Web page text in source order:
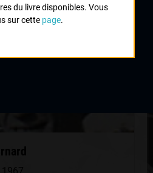
du livre disponibles. Vous
sur cette page.